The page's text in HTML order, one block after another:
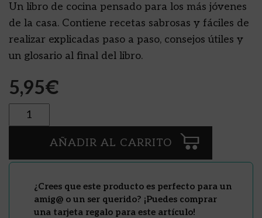
Un libro de cocina pensado para los más jóvenes
de la casa. Contiene recetas sabrosas y fáciles de
realizar explicadas paso a paso, consejos útiles y
un glosario al final del libro.
5,95€
Cantidad
AÑADIR AL CARRITO
¿Crees que este producto es perfecto para un
amig@ o un ser querido? ¡Puedes comprar
una tarjeta regalo para este artículo!